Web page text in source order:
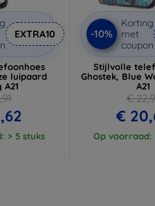
EXTRA10
luipaard
A21
> 5 stuks
-10%
Korting
met
coupon
Stijlvolle
Ghostek, Blue
A21
€
€
Op voorraad: